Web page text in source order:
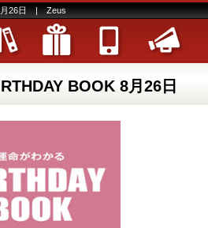
8月26日 | Zeus
BOOK 8月26日